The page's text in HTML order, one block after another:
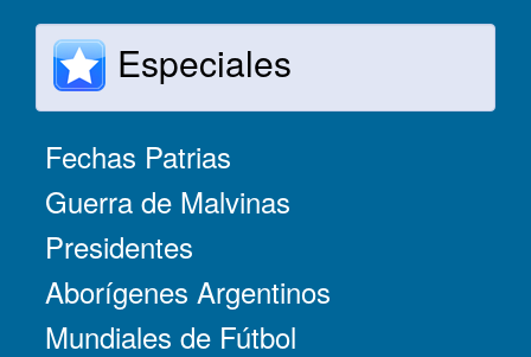
Especiales
Fechas Patrias
Guerra de Malvinas
Presidentes
Aborígenes Argentinos
Mundiales de Fútbol